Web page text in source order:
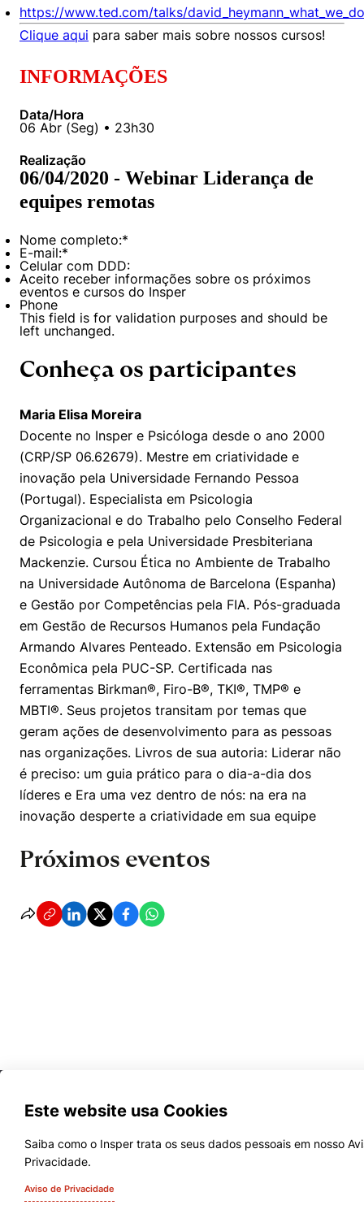
https://www.ted.com/talks/
Clique aqui para saber mais sobre nossos cursos!
INFORMAÇÕES
Data/Hora
06 Abr (Seg) • 23h30
Realização
06/04/2020 - Webinar Liderança de
equipes remotas
Nome completo:*
E-mail:*
Celular com DDD:
Aceito receber informações sobre os próximos
eventos e cursos do Insper
Phone
This field is for validation purposes and should be
left unchanged.
Conheça os participantes
Maria Elisa Moreira
Docente no Insper e Psicóloga desde o ano 2000
(CRP/SP 06.62679). Mestre em criatividade e
inovação pela Universidade Fernando Pessoa
(Portugal). Especialista em Psicologia
Organizacional e do Trabalho pelo Conselho Federal
de Psicologia e pela Universidade Presbiteriana
Mackenzie. Cursou Ética no Ambiente de Trabalho
na Universidade Autônoma de Barcelona (Espanha)
e Gestão por Competências pela FIA. Pós-graduada
em Gestão de Recursos Humanos pela Fundação
Armando Alvares Penteado. Extensão em Psicologia
Econômica pela PUC-SP. Certificada nas
ferramentas Birkman®, Firo-B®, TKI®, TMP® e
MBTI®. Seus projetos transitam por temas que
geram ações de desenvolvimento para as pessoas
nas organizações. Livros de sua autoria: Liderar não
é preciso: um guia prático para o dia-a-dia dos
líderes e Era uma vez dentro de nós: na era na
inovação desperte a criatividade em sua equipe
Próximos eventos
Este website usa Cookies
Saiba como o Insper trata os seus dados pessoais em nosso
Privacidade.
Aviso de Privacidade